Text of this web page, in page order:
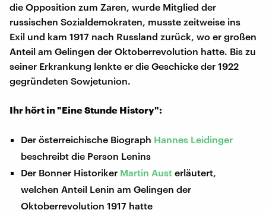
die Opposition zum Zaren, wurde Mitglied der
russischen Sozialdemokraten, musste zeitweise ins
Exil und kam 1917 nach Russland zurück, wo er großen
Anteil am Gelingen der Oktoberrevolution hatte. Bis zu
seiner Erkrankung lenkte er die Geschicke der 1922
gegründeten Sowjetunion.
Ihr hört in "Eine Stunde History":
Der österreichische Biograph Hannes Leidinger
beschreibt die Person Lenins
Der Bonner Historiker Martin Aust erläutert,
welchen Anteil Lenin am Gelingen der
Oktoberrevolution 1917 hatte